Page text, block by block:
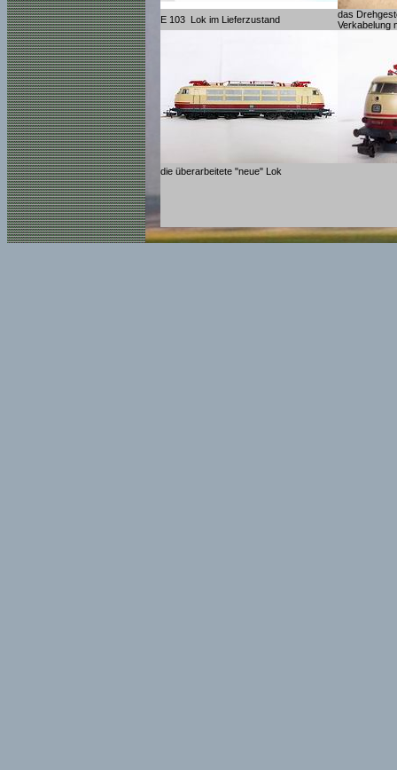
E 103 Lok im Lieferzustand
das
Verkabelung
die überarbeitete "neue" Lok